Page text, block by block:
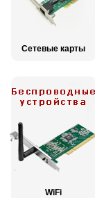
Сетевые карты
WiFi